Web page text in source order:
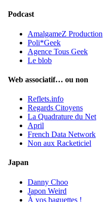
Podcast
AmalgameZ Production
Poli*Geek
Agence Tous Geek
Le blob
Web associatif… ou non
Reflets.info
Regards Citoyens
La Quadrature du Net
April
French Data Network
Non aux Racketiciel
Japan
Danny Choo
Japon Weird
À vos baguettes !